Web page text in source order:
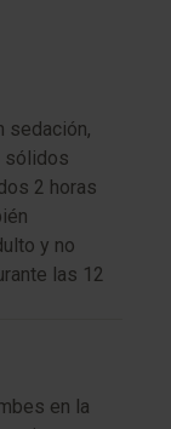
sedación,
sólidos
2 horas
y no
las 12
en la